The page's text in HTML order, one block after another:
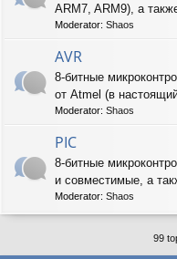
ARM7, ARM9), а
Moderator: Shaos
AVR
8-битные
от Atmel (в
Moderator: Shaos
PIC
8-битные
и совместимые, а
Moderator: Shaos
99